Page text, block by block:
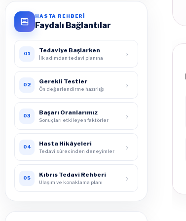
HASTA REHBERİ
Faydalı Bağlantılar
01 Tedaviye Başlarken
İlk adımdan tedavi planına ›
02 Gerekli Testler
Ön değerlendirme hazırlığı ›
03 Başarı Oranlarımız
Sonuçları etkileyen faktörler ›
04 Hasta Hikâyeleri
Tedavi sürecinden deneyimler ›
05 Kıbrıs Tedavi Rehberi
Ulaşım ve konaklama planı ›